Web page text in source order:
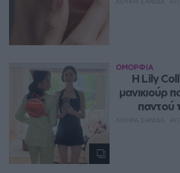
ΟΜΟΡΦΙΑ
Η Lily
μανικιούρ
παντού